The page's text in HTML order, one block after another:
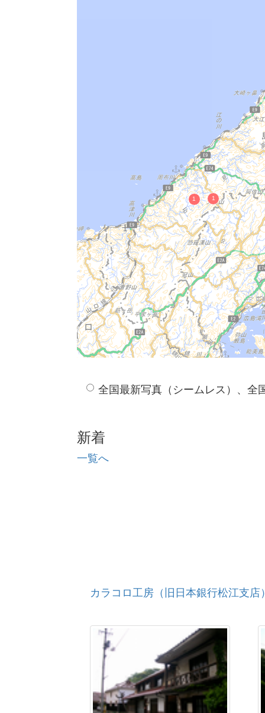
全国最新写真（シームレス）、全
新着
一覧へ
カラコロ工房（旧日本銀行松江支店